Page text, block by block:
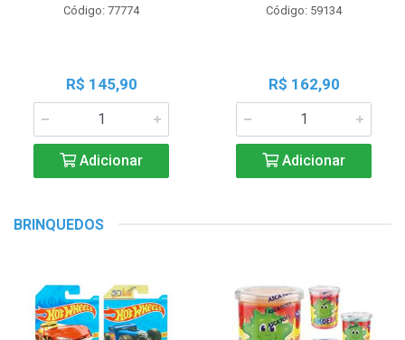
Código: 77774
R$ 145,90
Adicionar
Código: 59134
R$ 162,90
Adicionar
BRINQUEDOS